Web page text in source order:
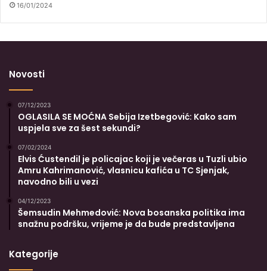
16/01/2024
Novosti
07/12/2023
OGLASILA SE MOĆNA Sebija Izetbegović: Kako sam
uspjela sve za šest sekundi?
07/02/2024
Elvis Ćustendil je policajac koji je večeras u Tuzli ubio
Amru Kahrimanović, vlasnicu kafića u TC Sjenjak,
navodno bili u vezi
04/12/2023
Šemsudin Mehmedović: Nova bosanska politika ima
snažnu podršku, vrijeme je da bude predstavljena
Kategorije